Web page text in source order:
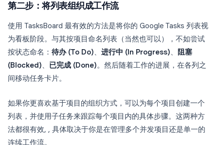
第二步：将列表组织成工作流
使用 TasksBoard 最有效的方法是将你的 Google Tasks 列表视
为看板阶段。与其按项目命名列表（当然也可以），不如尝试
按状态命名： 待办 (To Do)、 进行中 (In Progress)、
阻塞
(Blocked)、 已完成 (Done)。然后随着工作的进展，在各列之
间移动任务卡片。
如果你更喜欢基于项目的组织方式，可以为每个项目创建一个
列表，并使用子任务来跟踪每个项目内的具体步骤。这两种方
法都很有效, , 具体取决于你是在管理多个并发项目还是单一的
连续工作流。